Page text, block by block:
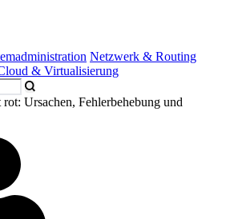
Netzwerk & Routing
& Virtualisierung
Ursachen, Fehlerbehebung und